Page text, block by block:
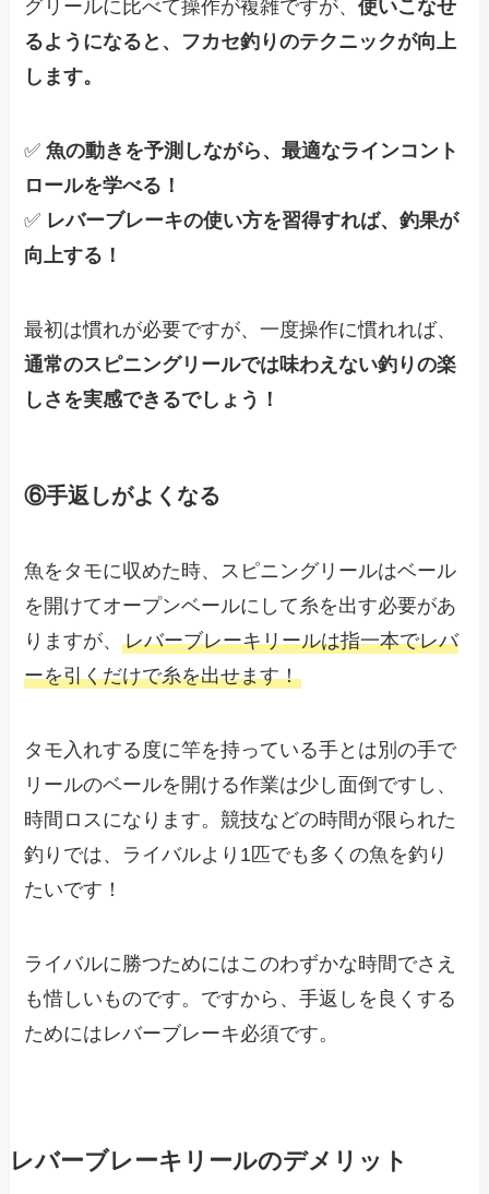
グリールに比べて操作が複雑ですが、使いこなせ
るようになると、フカセ釣りのテクニックが向上
します。
✅魚の動きを予測しながら、最適なラインコント
ロールを学べる！
✅ レバーブレーキの使い方を習得すれば、釣果が
向上する！
最初は慣れが必要ですが、一度操作に慣れれば、
通常のスピニングリールでは味わえない釣りの楽
しさを実感できるでしょう！
⑥手返しがよくなる
魚をタモに収めた時、スピニングリールはベール
を開けてオープンベールにして糸を出す必要があ
りますが、レバーブレーキリールは指一本でレバ
ーを引くだけで糸を出せます！
タモ入れする度に竿を持っている手とは別の手で
リールのベールを開ける作業は少し面倒ですし、
時間ロスになります。競技などの時間が限られた
釣りでは、ライバルより1匹でも多くの魚を釣り
たいです！
ライバルに勝つためにはこのわずかな時間でさえ
も惜しいものです。ですから、手返しを良くする
ためにはレバーブレーキ必須です。
レバーブレーキリールのデメリット